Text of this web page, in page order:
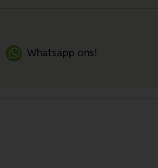
Whatsapp ons!